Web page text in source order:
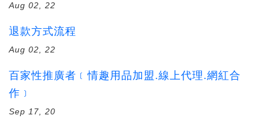
Aug 02, 22
退款方式流程
Aug 02, 22
百家性推廣者﹝情趣用品加盟.線上代理.網紅合
作﹞
Sep 17, 20